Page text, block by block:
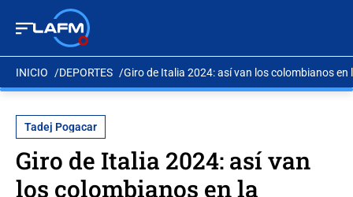
INICIO DEPORTES Giro de Italia 2024: así van los colombianos
Tadej Pogacar
Giro de Italia 2024: así van
los colombianos en la